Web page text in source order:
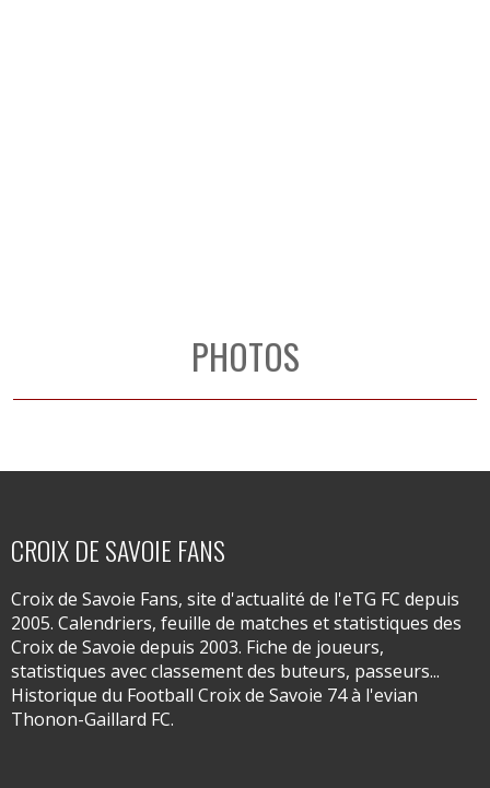
PHOTOS
CROIX DE SAVOIE FANS
Croix de Savoie Fans, site d'actualité de l'eTG FC depuis
2005. Calendriers, feuille de matches et statistiques des
Croix de Savoie depuis 2003. Fiche de joueurs,
statistiques avec classement des buteurs, passeurs...
Historique du Football Croix de Savoie 74 à l'evian
Thonon-Gaillard FC.